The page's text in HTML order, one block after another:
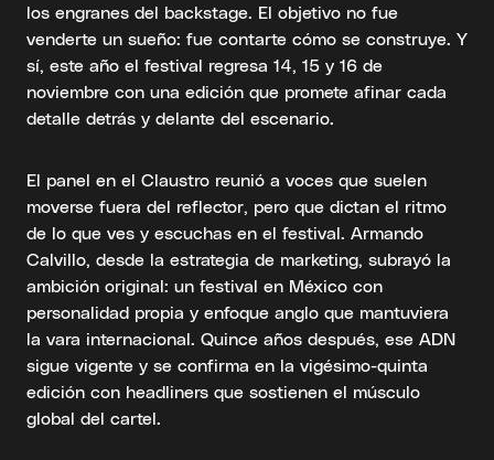
los engranes del backstage. El objetivo no fue
venderte un sueño: fue contarte cómo se construye. Y
sí, este año el festival regresa 14, 15 y 16 de
noviembre con una edición que promete afinar cada
detalle detrás y delante del escenario.
El panel en el Claustro reunió a voces que suelen
moverse fuera del reflector, pero que dictan el ritmo
de lo que ves y escuchas en el festival. Armando
Calvillo, desde la estrategia de marketing, subrayó la
ambición original: un festival en México con
personalidad propia y enfoque anglo que mantuviera
la vara internacional. Quince años después, ese ADN
sigue vigente y se confirma en la vigésimo-quinta
edición con headliners que sostienen el músculo
global del cartel.